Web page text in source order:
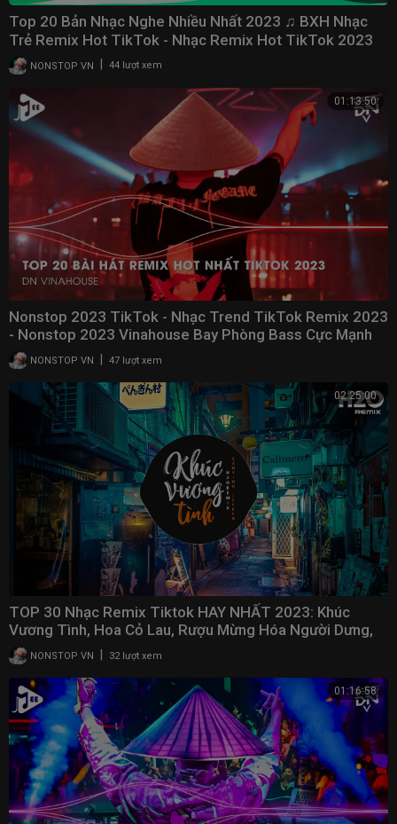
Top 20 Bản Nhạc Nghe Nhiều Nhất 2023 ♫ BXH Nhạc
Trẻ Remix Hot TikTok - Nhạc Remix Hot TikTok 2023
NONSTOP VN 44 lượt xem
01:13:50
Nonstop 2023 TikTok - Nhạc Trend TikTok Remix 2023
- Nonstop 2023 Vinahouse Bay Phòng Bass Cực Mạnh
NONSTOP VN 47 lượt xem
02:25:00
TOP 30 Nhạc Remix Tiktok HAY NHẤT 2023: Khúc
Vương Tình, Hoa Cỏ Lau, Rượu Mừng Hóa Người Dưng,
GióNONSTOP VN 32 lượt xem
01:16:58